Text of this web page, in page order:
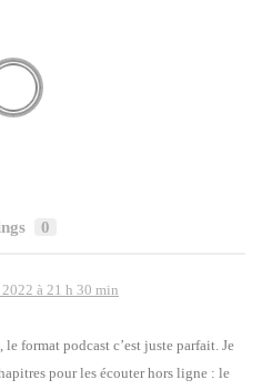
0
à 21 h 30 min
for­mat pod­cast c’est juste par­fait. Je
pour les écou­ter hors ligne : le